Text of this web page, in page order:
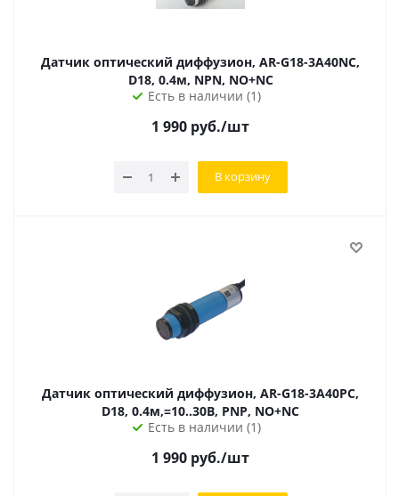
Датчик оптический диффузион, AR-G18-3A40NC,
D18, 0.4м, NPN, NO+NC
Есть в наличии (1)
1 990 руб./шт
В корзину
Датчик оптический диффузион, AR-G18-3A40PC,
D18, 0.4м,=10..30В, PNP, NO+NC
Есть в наличии (1)
1 990 руб./шт